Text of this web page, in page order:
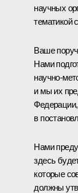
научных
тематикой
Ваше
Нами
научно-
и мы их
в
Нами
здесь
которые
должны